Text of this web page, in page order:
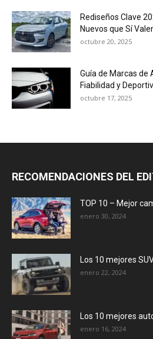
Rediseños Clave
Nuevos que Sí
octubre 20, 2025
Guía de Marcas de
Fiabilidad y
octubre 17, 2025
RECOMENDACIONES DEL
TOP 10 – Mejor
enero 30, 2024
Los 10 mejores
enero 22, 2024
Los 10 mejores
enero 16, 2024